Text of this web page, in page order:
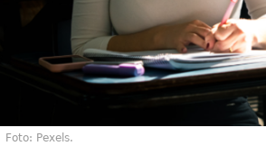
Foto: Pexels.